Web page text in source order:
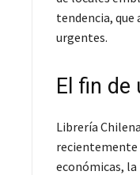
tendencia, que
urgentes.
El fin de
Librería
recientemente
económicas,